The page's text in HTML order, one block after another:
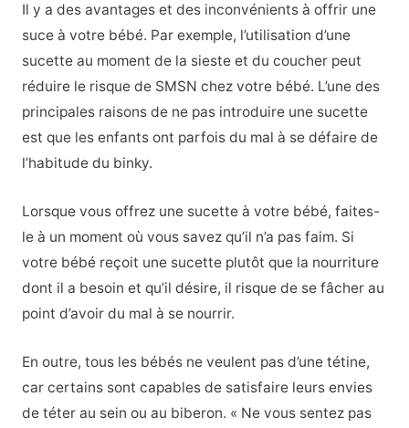
Il y a des avantages et des inconvénients à offrir une
suce à votre bébé. Par exemple, l’utilisation d’une
sucette au moment de la sieste et du coucher peut
réduire le risque de SMSN chez votre bébé. L’une des
principales raisons de ne pas introduire une sucette
est que les enfants ont parfois du mal à se défaire de
l’habitude du binky.
Lorsque vous offrez une sucette à votre bébé, faites-
le à un moment où vous savez qu’il n’a pas faim. Si
votre bébé reçoit une sucette plutôt que la nourriture
dont il a besoin et qu’il désire, il risque de se fâcher au
point d’avoir du mal à se nourrir.
En outre, tous les bébés ne veulent pas d’une tétine,
car certains sont capables de satisfaire leurs envies
de téter au sein ou au biberon. « Ne vous sentez pas